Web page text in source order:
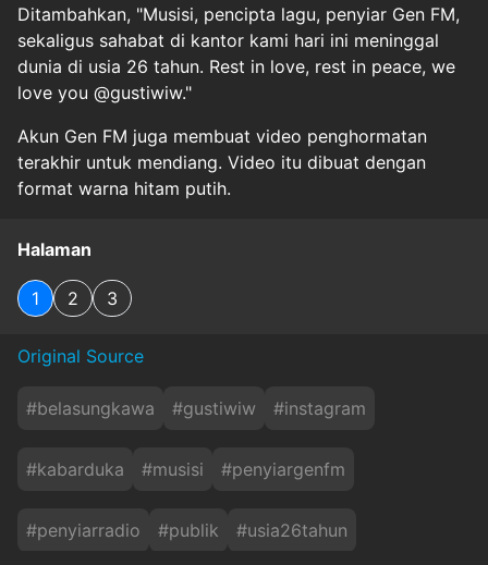
Ditambahkan, "Musisi, pencipta lagu, penyiar Gen FM,
sekaligus sahabat di kantor kami hari ini meninggal
dunia di usia 26 tahun. Rest in love, rest in peace, we
love you @gustiwiw."
Akun Gen FM juga membuat video penghormatan
terakhir untuk mendiang. Video itu dibuat dengan
format warna hitam putih.
Halaman
1 2 3
Original Source
#belasungkawa #gustiwiw #instagram
#kabarduka #musisi #penyiargenfm
#penyiarradio #publik #usia26tahun